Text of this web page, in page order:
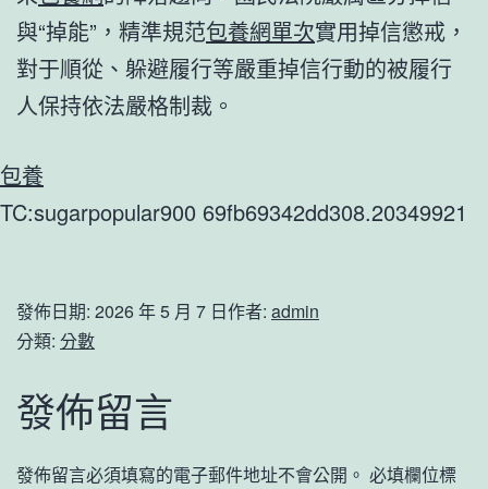
與“掉能”，精準規范包養網單次實用掉信懲戒，
對于順從、躲避履行等嚴重掉信行動的被履行
人保持依法嚴格制裁。
包養
TC:sugarpopular900 69fb69342dd308.20349921
發佈日期: 2026 年 5 月 7 日作者: admin
分類: 分數
發佈留言
發佈留言必須填寫的電子郵件地址不會公開。 必填欄位標